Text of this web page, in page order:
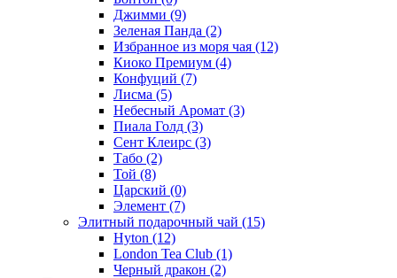
Джимми (9)
Зеленая Панда (2)
Избранное из моря чая (12)
Киоко Премиум (4)
Конфуций (7)
Лисма (5)
Небесный Аромат (3)
Пиала Голд (3)
Сент Клеирс (3)
Табо (2)
Той (8)
Царский (0)
Элемент (7)
Элитный подарочный чай (15)
Hyton (12)
London Tea Club (1)
Черный дракон (2)